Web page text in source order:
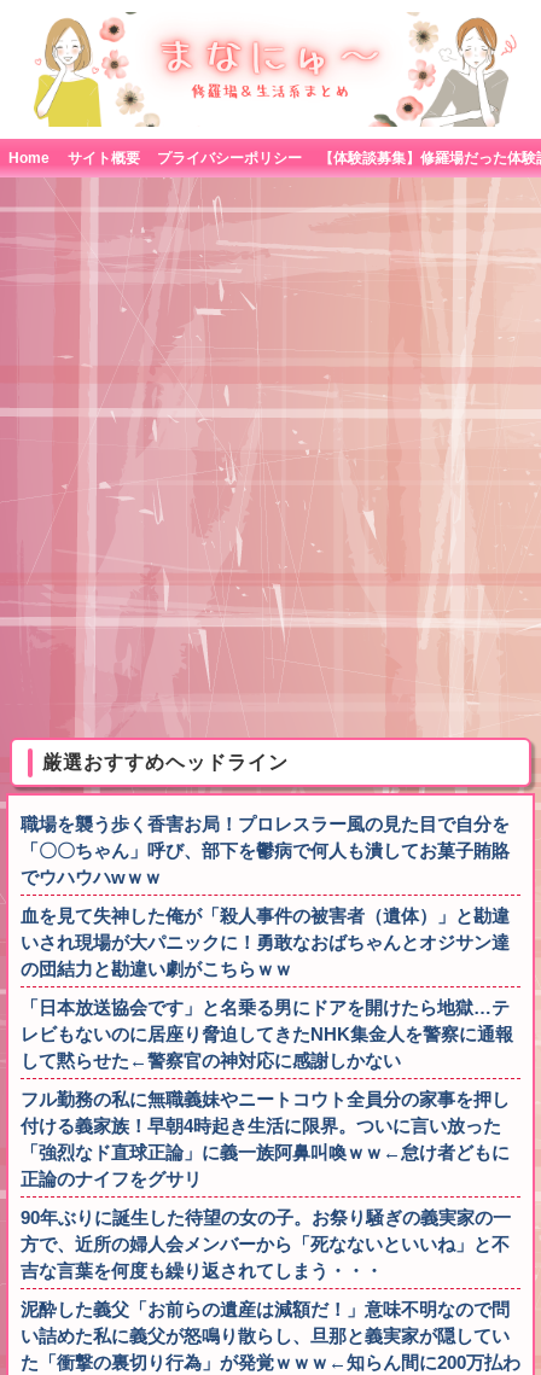
Home サイト概要 プライバシーポリシー
厳選おすすめヘッドライン
職場を襲う歩く香害お局！プロレスラー風の見た目で自分を
「〇〇ちゃん」呼び、部下を鬱病で何人も潰してお菓子賄賂
でウハウハwｗｗ
血を見て失神した俺が「殺人事件の被害者（遺体）」と勘違
いされ現場が大パニックに！勇敢なおばちゃんとオジサン達
の団結力と勘違い劇がこちらｗｗ
「日本放送協会です」と名乗る男にドアを開けたら地獄…テ
レビもないのに居座り脅迫してきたNHK集金人を警察に通報
して黙らせた←警察官の神対応に感謝しかない
フル勤務の私に無職義妹やニートコウト全員分の家事を押し
付ける義家族！早朝4時起き生活に限界。ついに言い放った
「強烈なド直球正論」に義一族阿鼻叫喚ｗｗ←怠け者どもに
正論のナイフをグサリ
90年ぶりに誕生した待望の女の子。お祭り騒ぎの義実家の一
方で、近所の婦人会メンバーから「死なないといいね」と不
吉な言葉を何度も繰り返されてしまう・・・
泥酔した義父「お前らの遺産は減額だ！」意味不明なので問
い詰めた私に義父が怒鳴り散らし、旦那と義実家が隠してい
た「衝撃の裏切り行為」が発覚ｗｗｗ←知らん間に200万払わ